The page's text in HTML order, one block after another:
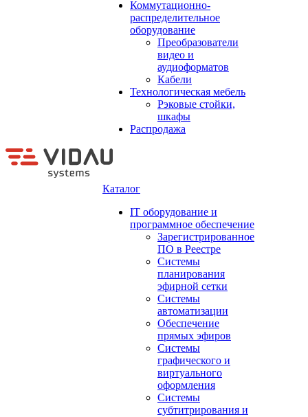
Коммутационно-
распределительное
оборудование
Преобразователи
видео и
аудиоформатов
Кабели
Технологическая мебель
Рэковые стойки,
шкафы
Распродажа
Каталог
IT оборудование и
программное обеспечение
Зарегистрированное
ПО в Реестре
Системы
планирования
эфирной сетки
Системы
автоматизации
Обеспечение
прямых эфиров
Системы
графического и
виртуального
оформления
Системы
субтитрирования и